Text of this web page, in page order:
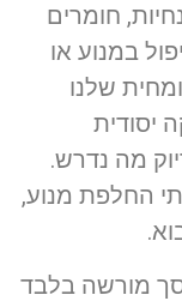
חומרים
במנוע או
שלנו
יסודית
מה נדרש.
החלפת מנוע,
מורשה בלבד